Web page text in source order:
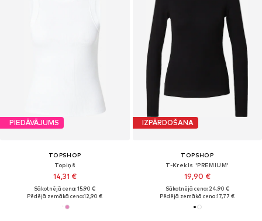
PIEDĀVĀJUMS
TOPSHOP
Topiņš
14,31 €
Sākotnējā cena: 15,90 €
Pēdējā zemākā cena:12,90 €
IZPĀRDOŠANA
TOPSHOP
T-Krekls 'PREMIUM'
19,90 €
Sākotnējā cena: 24,90 €
Pēdējā zemākā cena:17,77 €